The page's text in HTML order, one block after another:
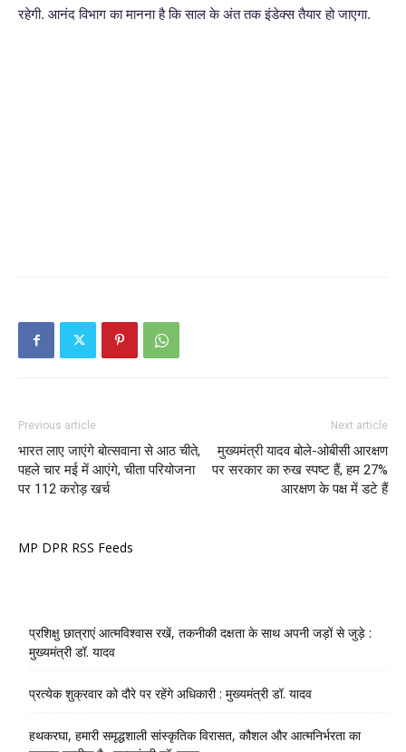
रहेगी. आनंद विभाग का मानना है कि साल के अंत तक इंडेक्स तैयार हो जाएगा.
Previous article
भारत लाए जाएंगे बोत्सवाना से आठ चीते,
पहले चार मई में आएंगे, चीता परियोजना
पर 112 करोड़ खर्च
Next article
मुख्यमंत्री यादव बोले-ओबीसी आरक्षण
पर सरकार का रुख स्पष्ट हैं, हम 27%
आरक्षण के पक्ष में डटे हैं
MP DPR RSS Feeds
प्रशिक्षु छात्राएं आत्मविश्वास रखें, तकनीकी दक्षता के साथ अपनी जड़ों से जुड़े :
मुख्यमंत्री डॉ. यादव
प्रत्येक शुक्रवार को दौरे पर रहेंगे अधिकारी : मुख्यमंत्री डॉ. यादव
हथकरघा, हमारी समृद्धशाली सांस्कृतिक विरासत, कौशल और आत्मनिर्भरता का